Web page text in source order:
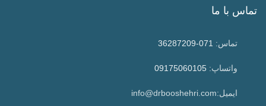
تماس با ما
تماس: 071-36287209
واتساپ: 09175060105
ایمیل:info@drbooshehri.com